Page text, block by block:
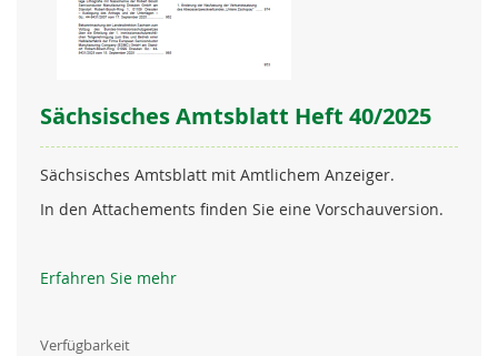
Sächsisches Amtsblatt Heft 40/2025
Sächsisches Amtsblatt mit Amtlichem Anzeiger.
In den Attachements finden Sie eine Vorschauversion.
Erfahren Sie mehr
Verfügbarkeit